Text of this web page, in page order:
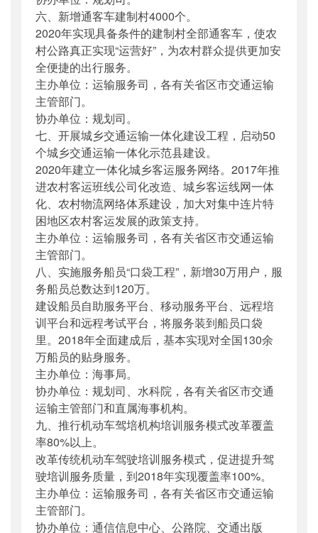
六、新增通客车建制村4000个。
2020年实现具备条件的建制村全部通客车，使农
村公路真正实现“运营好”，为农村群众提供更加安
全便捷的出行服务。
主办单位：运输服务司，各有关省区市交通运输
主管部门。
协办单位：规划司。
七、开展城乡交通运输一体化建设工程，启动50
个城乡交通运输一体化示范县建设。
2020年建立一体化城乡客运服务网络。2017年推
进农村客运班线公司化改造、城乡客运线网一体
化、农村物流网络体系建设，加大对集中连片特
困地区农村客运发展的政策支持。
主办单位：运输服务司，各有关省区市交通运输
主管部门。
八、实施服务船员“口袋工程”，新增30万用户，服
务船员总数达到120万。
建设船员自助服务平台、移动服务平台、远程培
训平台和远程考试平台，将服务装到船员口袋
里。2018年全面建成后，基本实现对全国130余
万船员的贴身服务。
主办单位：海事局。
协办单位：规划司、水科院，各有关省区市交通
运输主管部门和直属海事机构。
九、推行机动车驾培机构培训服务模式改革覆盖
率80%以上。
改革传统机动车驾驶培训服务模式，促进提升驾
驶培训服务质量，到2018年实现覆盖率100%。
主办单位：运输服务司，各有关省区市交通运输
主管部门。
协办单位：通信信息中心、公路院、交通出版